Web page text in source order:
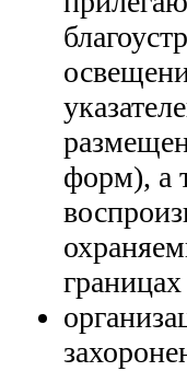
форм), а